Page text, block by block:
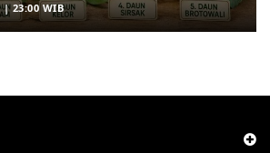
| 23:00 WIB